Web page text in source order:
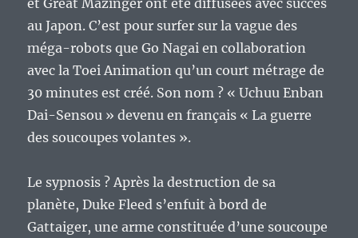
et Great Mazinger ont été diffusées avec succès
au Japon. C’est pour surfer sur la vague des
méga-robots que Go Nagai en collaboration
avec la Toei Animation qu’un court métrage de
30 minutes est créé. Son nom ? « Uchuu Enban
Dai-Sensou » devenu en français « La guerre
des soucoupes volantes ».
Le sypnosis ? Après la destruction de sa
planète, Duke Fleed s’enfuit à bord de
Gattaiger, une arme constituée d’une soucoupe